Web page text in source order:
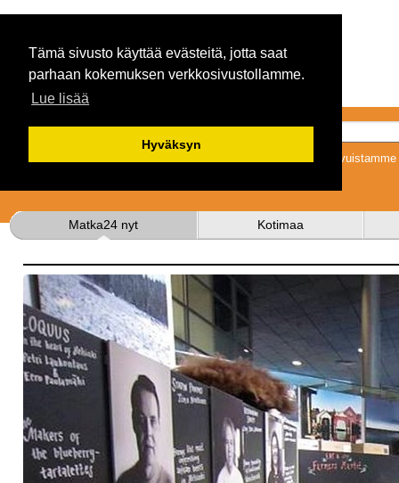
Tämä sivusto käyttää evästeitä, jotta saat
parhaan kokemuksen verkkosivustollamme.
Lue lisää
Hyväksyn
Tykkäämällä
Matka24 nyt Kotimaa